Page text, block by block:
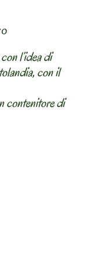
l’idea di
con il
contenitore di